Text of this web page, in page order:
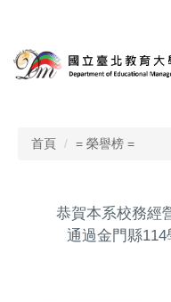
主
要
首頁
= 榮譽榜 =
恭賀本系校務經
通過金門縣